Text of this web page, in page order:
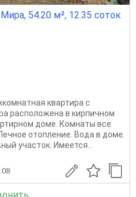
54.20 м², 12.35 соток
квартира с
расположена в кирпичном
доме. Комнаты все
отопление. Вода в доме.
участок. Имеется...